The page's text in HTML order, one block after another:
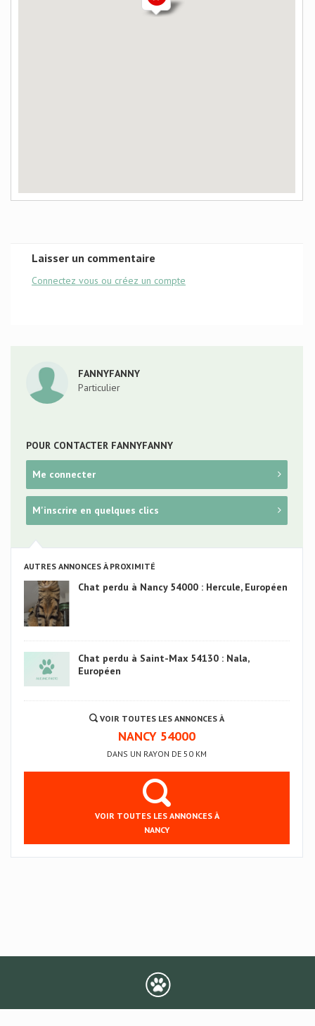
Laisser un commentaire
Connectez vous ou créez un compte
FANNYFANNY
Particulier
POUR CONTACTER FANNYFANNY
Me connecter
M'inscrire en quelques clics
AUTRES ANNONCES À PROXIMITÉ
Chat perdu à Nancy 54000 : Hercule, Européen
Chat perdu à Saint-Max 54130 : Nala,
Européen
VOIR TOUTES LES ANNONCES À
NANCY 54000
DANS UN RAYON DE 50 KM
VOIR TOUTES LES ANNONCES À
NANCY